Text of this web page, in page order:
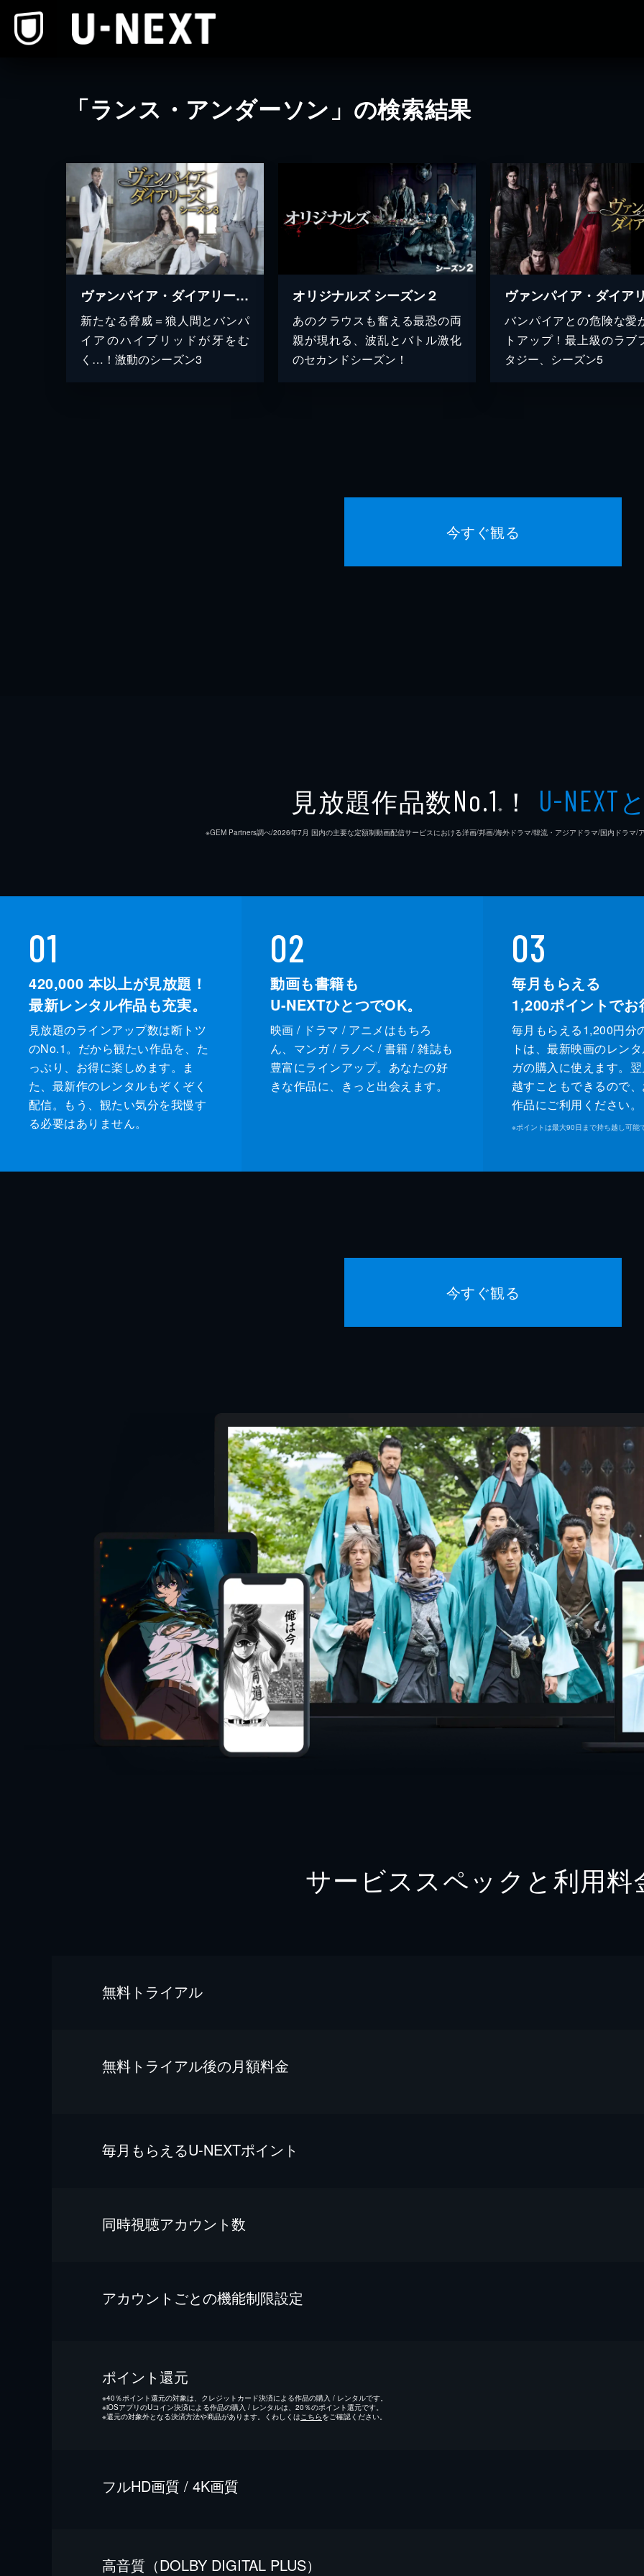
「ランス・アンダーソン」の検索結果
ヴァンパイア・ダイアリーズ シーズン３
新たなる脅威＝狼人間とバンパ
イアのハイブリッドが牙をむ
く…！激動のシーズン3
オリジナルズ シーズン２
あのクラウスも奮える最恐の両
親が現れる、波乱とバトル激化
のセカンドシーズン！
バンパイアとの危険な愛
トアップ！最上級のラブ
タジー、シーズン5
今すぐ観る
見放題作品数No.1 ※ ！ U-NEXT
※GEM Partners調べ/2026年7⽉ 国内の主要な定額制動画配信サービスにおける洋画/邦画/海外ドラマ/韓流・アジアドラマ/国内ドラマ/
01
420,000 本以上が見放題！
最新レンタル作品も充実。
見放題のラインアップ数は断トツ
のNo.1。だから観たい作品を、た
っぷり、お得に楽しめます。ま
た、最新作のレンタルもぞくぞく
配信。もう、観たい気分を我慢す
る必要はありません。
02
動画も書籍も
U-NEXTひとつでOK。
映画 / ドラマ / アニメはもちろ
ん、マンガ / ラノベ / 書籍 / 雑誌も
豊富にラインアップ。あなたの好
きな作品に、きっと出会えます。
03
毎月もらえる
1,200ポイントでお
毎月もらえる1,200円分
トは、最新映画のレン
ガの購入に使えます。
越すこともできるので
作品にご利用ください。
※ポイントは最大90日まで持ち越し可能
今すぐ観る
サービススペックと利用料
無料トライアル
無料トライアル後の⽉額料金
毎⽉もらえるU-NEXTポイント
同時視聴アカウント数
アカウントごとの機能制限設定
ポイント還元
※40％ポイント還元の対象は、クレジットカード決済による作品の購入 / レンタルです。
※iOSアプリのUコイン決済による作品の購入 / レンタルは、20％のポイント還元です。
※還元の対象外となる決済方法や商品があります。くわしくは こちらをご確認ください。
フルHD画質 / 4K画質
⾼⾳質（DOLBY DIGITAL PLUS）